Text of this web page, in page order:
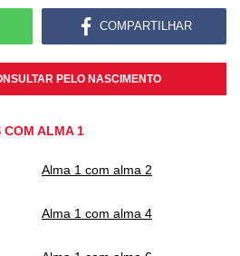
COMPARTILHAR
PELO NASCIMENTO
COM ALMA 1
Alma 1 com alma 2
Alma 1 com alma 4